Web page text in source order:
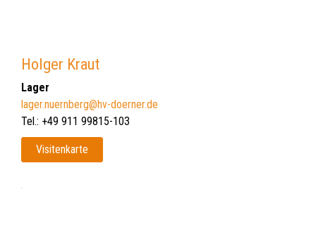
Holger Kraut
Lager
lager.nuernberg@hv-doerner.de
Tel.: +49 911 99815-103
Visitenkarte